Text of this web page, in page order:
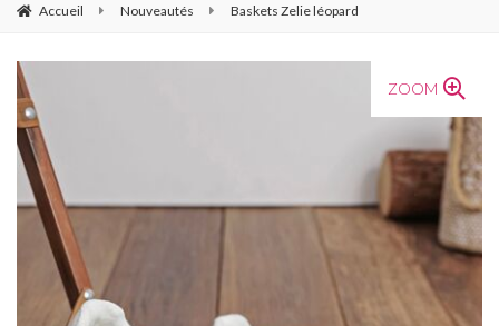
Accueil Nouveautés Baskets Zelie léopard
ZOOM